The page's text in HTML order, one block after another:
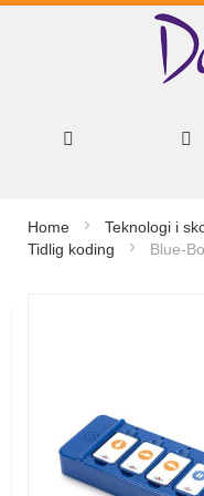
Home Teknologi i
Tidlig koding
Blue-